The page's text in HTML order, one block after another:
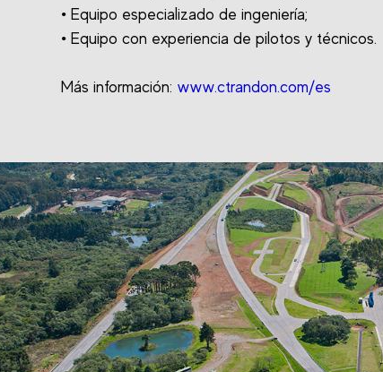
• Equipo especializado de ingeniería;
• Equipo con experiencia de pilotos y técnicos.
Más información: www.ctrandon.com/es